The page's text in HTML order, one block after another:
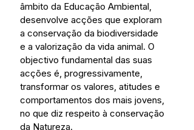
âmbito da Educação Ambiental,
desenvolve acções que exploram
a conservação da biodiversidade
e a valorização da vida animal. O
objectivo fundamental das suas
acções é, progressivamente,
transformar os valores, atitudes e
comportamentos dos mais jovens,
no que diz respeito à conservação
da Natureza.